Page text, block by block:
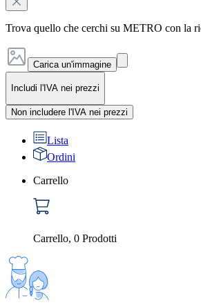
Trova quello che cerchi su METRO con la
Carica un'immagine
Includi l'IVA nei prezzi
Non includere l'IVA nei prezzi
Lista
Ordini
Carrello
Carrello, 0 Prodotti